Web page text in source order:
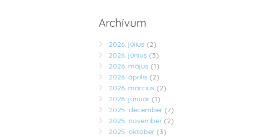
Archívum
2026. július (2)
2026. június (3)
2026. május (1)
2026. április (2)
2026. március (2)
2026. január(1)
2025. december(7)
2025. november(2)
2025. október(3)